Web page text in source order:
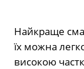
Найкраще
їх можна
високою